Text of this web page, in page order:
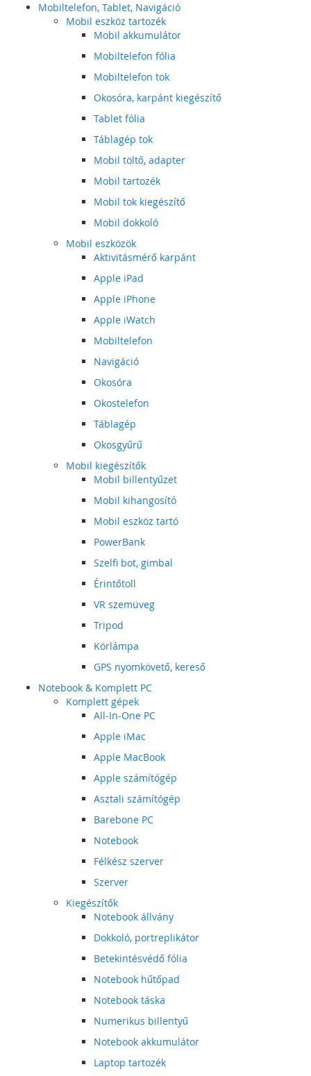
Mobiltelefon, Tablet, Navigáció
Mobil eszköz tartozék
Mobil akkumulátor
Mobiltelefon fólia
Mobiltelefon tok
Okosóra, karpánt kiegészítő
Tablet fólia
Táblagép tok
Mobil töltő, adapter
Mobil tartozék
Mobil tok kiegészítő
Mobil dokkoló
Mobil eszközök
Aktivitásmérő karpánt
Apple iPad
Apple iPhone
Apple iWatch
Mobiltelefon
Navigáció
Okosóra
Okostelefon
Táblagép
Okosgyűrű
Mobil kiegészítők
Mobil billentyűzet
Mobil kihangosító
Mobil eszköz tartó
PowerBank
Szelfi bot, gimbal
Érintőtoll
VR szemüveg
Tripod
Körlámpa
GPS nyomkövető, kereső
Notebook & Komplett PC
Komplett gépek
All-In-One PC
Apple iMac
Apple MacBook
Apple számítógép
Asztali számítógép
Barebone PC
Notebook
Félkész szerver
Szerver
Kiegészítők
Notebook állvány
Dokkoló, portreplikátor
Betekintésvédő fólia
Notebook hűtőpad
Notebook táska
Numerikus billentyű
Notebook akkumulátor
Laptop tartozék